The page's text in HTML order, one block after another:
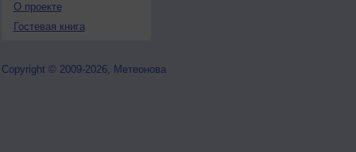
О проекте
Гостевая книга
Copyright © 2009-2026, Метеонова